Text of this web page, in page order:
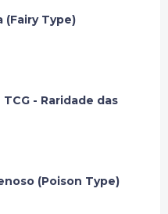
(Fairy Type)
- Raridade das
(Poison Type)